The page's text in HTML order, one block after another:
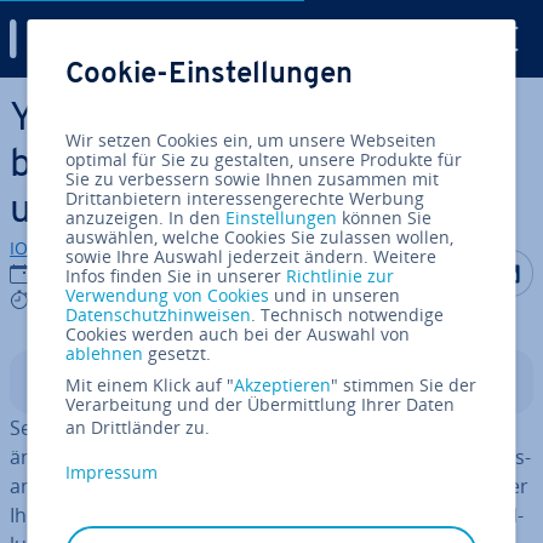
Zum Haupt­in­halt springen
YouTube-Namen ändern: So
benennen Sie Ihren Channel
um
IONOS Redaktion
13.01.2026
5 mins
Auf Auf
In­halts­ver­zeich­nis
Seit 2021 lässt sich der Channel-Name bei YouTube
ändern, ohne dass der Google-Account von der Na­mens­
an­pas­sung betroffen ist. Dafür müssen Sie lediglich über
Ihr Pro­fil­bild auf Ihren Kanal gehen und die Ka­nal­ein­stel­
Cookie-Einstellungen
Wir setzen Cookies ein, um unsere Webseiten
optimal für Sie zu gestalten, unsere Produkte für
Sie zu verbessern sowie Ihnen zusammen mit
Drittanbietern interessengerechte Werbung
anzuzeigen. In den Einstellungen können Sie
auswählen, welche Cookies Sie zulassen wollen,
sowie Ihre Auswahl jederzeit ändern. Weitere
Infos finden Sie in unserer Richtlinie zur
Verwendung von Cookies und in unseren
Datenschutzhinweisen. Technisch notwendige
Cookies werden auch bei der Auswahl von
ablehnen gesetzt.
Mit einem Klick auf "Akzeptieren" stimmen Sie der
Verarbeitung und der Übermittlung Ihrer Daten
an Drittländer zu.
Impressum